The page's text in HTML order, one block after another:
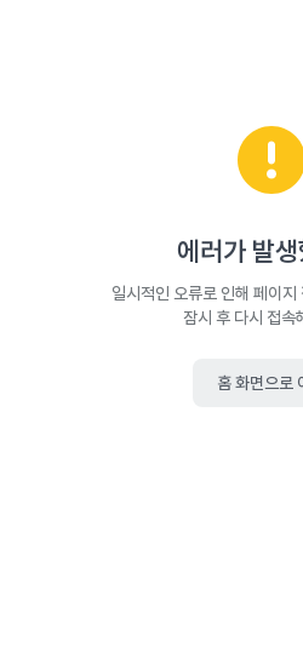
에러가 발
일시적인 오류로 인해 페이지
잠시 후 다시 접속
홈 화면으로